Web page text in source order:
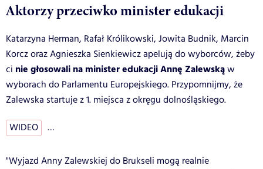
Aktorzy przeciwko minister edukacji
Katarzyna Herman, Rafał Królikowski, Jowita Budnik, Marcin
Korcz oraz Agnieszka Sienkiewicz apelują do wyborców, żeby
ci nie głosowali na minister edukacji Annę Zalewskąw
wyborach do Parlamentu Europejskiego. Przypomnijmy, że
Zalewska startuje z 1. miejsca z okręgu dolnośląskiego.
WIDEO …
"Wyjazd Anny Zalewskiej do Brukseli mogą realnie